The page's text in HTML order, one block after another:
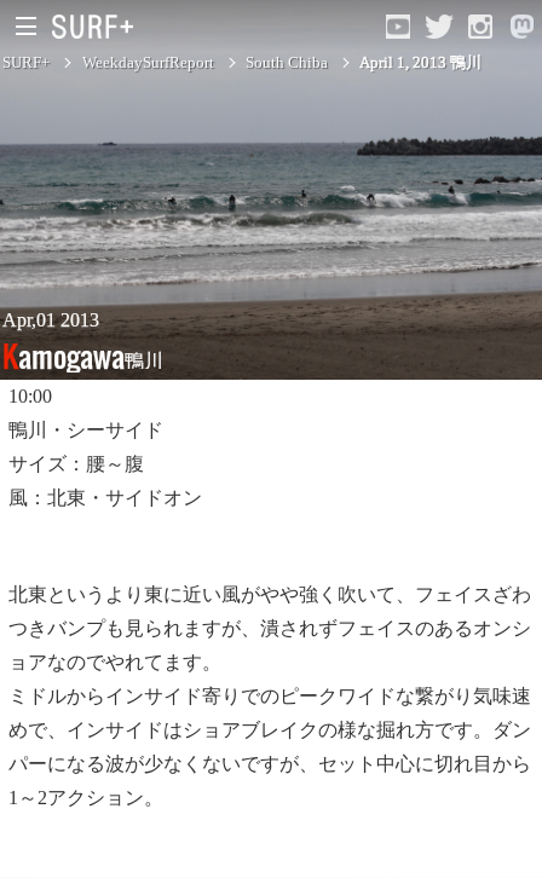
South Ibaraki
North Chiba
South Chiba
Unusually
Video Logs
Monthly Archive
SURF+ WeekdaySurfReport South Chiba April 1, 2013 鴨川
Apr,01 2013
Kamogawa鴨川
10:00
鴨川・シーサイド
サイズ：腰～腹
風：北東・サイドオン
北東というより東に近い風がやや強く吹いて、フェイスざわ
つきバンプも見られますが、潰されずフェイスのあるオンシ
ョアなのでやれてます。
ミドルからインサイド寄りでのピークワイドな繋がり気味速
めで、インサイドはショアブレイクの様な掘れ方です。ダン
パーになる波が少なくないですが、セット中心に切れ目から
1～2アクション。